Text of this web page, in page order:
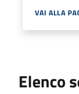
VAI ALLA
Elenco